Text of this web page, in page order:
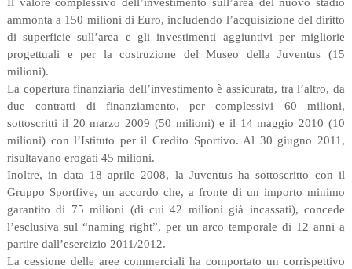
ammonta a 150 milioni di Euro, includendo l’acquisizione del diritto
di superficie sull’area e gli investimenti aggiuntivi per migliorie
progettuali e per la costruzione del Museo della Juventus (15
milioni).
La copertura finanziaria dell’investimento è assicurata, tra l’altro, da
due contratti di finanziamento, per complessivi 60 milioni,
sottoscritti il 20 marzo 2009 (50 milioni) e il 14 maggio 2010 (10
milioni) con l’Istituto per il Credito Sportivo. Al 30 giugno 2011,
risultavano erogati 45 milioni.
Inoltre, in data 18 aprile 2008, la Juventus ha sottoscritto con il
Gruppo Sportfive, un accordo che, a fronte di un importo minimo
garantito di 75 milioni (di cui 42 milioni già incassati), concede
l’esclusiva sul “naming right”, per un arco temporale di 12 anni a
partire dall’esercizio 2011/2012.
La cessione delle aree commerciali ha comportato un corrispettivo